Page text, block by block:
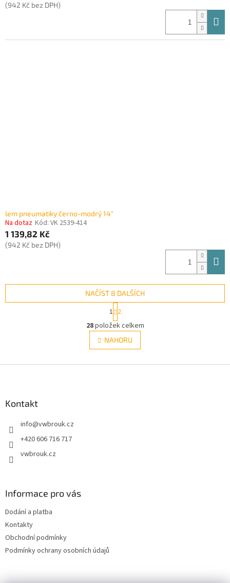
(942 Kč bez DPH)
lem pneumatiky černo-modrý 14"
Na dotaz Kód: VK 2539-414
1 139,82 Kč
(942 Kč bez DPH)
O
v
l
á
NAČÍST 8 DALŠÍCH
t
r
á
n
k
v
1 2
28položek celkem
NAHORU
Kontakt
info@vwbrouk.cz
+420 606 716 717
vwbrouk.cz
Informace pro vás
Dodání a platba
Kontakty
Obchodní podmínky
Podmínky ochrany osobních údajů